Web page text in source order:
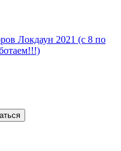
Локдаун 2021 (с 8 по